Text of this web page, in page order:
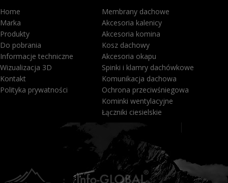
Home
Marka
Produkty
Do pobrania
Informacje techniczne
Wizualizacja 3D
Kontakt
Polityka prywatności
Membrany dachowe
Akcesoria kalenicy
Akcesoria komina
Kosz dachowy
Akcesoria okapu
Spinki i klamry dachówkowe
Komunikacja dachowa
Ochrona przeciwśniegowa
Kominki wentylacyjne
Łączniki ciesielskie